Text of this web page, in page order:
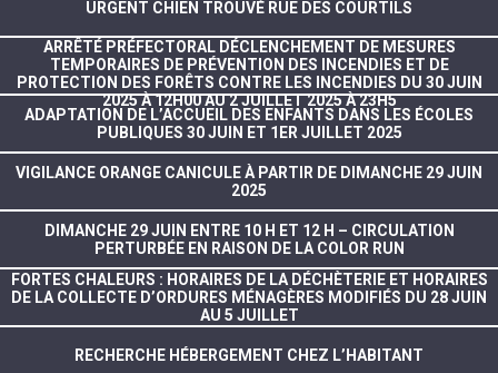
URGENT CHIEN TROUVÉ RUE DES COURTILS
ARRÊTÉ PRÉFECTORAL DÉCLENCHEMENT DE MESURES
TEMPORAIRES DE PRÉVENTION DES INCENDIES ET DE
PROTECTION DES FORÊTS CONTRE LES INCENDIES DU 30 JUIN
2025 À 12H00 AU 2 JUILLET 2025 À 23H5
ADAPTATION DE L’ACCUEIL DES ENFANTS DANS LES ÉCOLES
PUBLIQUES 30 JUIN ET 1ER JUILLET 2025
VIGILANCE ORANGE CANICULE À PARTIR DE DIMANCHE 29 JUIN
2025
DIMANCHE 29 JUIN ENTRE 10 H ET 12 H – CIRCULATION
PERTURBÉE EN RAISON DE LA COLOR RUN
FORTES CHALEURS : HORAIRES DE LA DÉCHÈTERIE ET HORAIRES
DE LA COLLECTE D’ORDURES MÉNAGÈRES MODIFIÉS DU 28 JUIN
AU 5 JUILLET
RECHERCHE HÉBERGEMENT CHEZ L’HABITANT